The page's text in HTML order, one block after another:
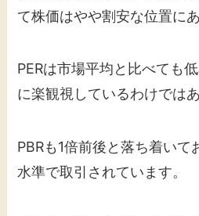
て株価はやや割安な位置にあ
PERは市場平均と比べても
に楽観視しているわけでは
PBRも1倍前後と落ち着いて
水準で取引されています。